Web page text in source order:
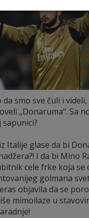
smo sve čuli i
„Donaruma“. Sa
Italije glase da bi
I da bi Mino
cele frke koja se
golmana
objavila da se
mimoilaze u